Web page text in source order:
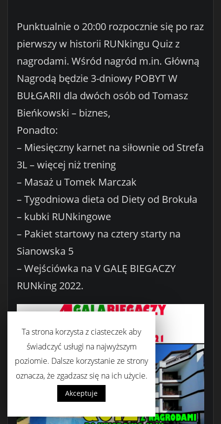
Punktualnie o 20:00 rozpocznie się po raz
pierwszy w historii RUNkingu Quiz z
nagrodami. Wśród nagród m.in. Główną
Nagrodą będzie 3-dniowy POBYT W
BUŁGARII dla dwóch osób od Tomasz
Bieńkowski – biznes,
Ponadto:
– Miesięczny karnet na siłownie od Strefa
3L – więcej niż trening
– Masaż u Tomek Marczak
– Tygodniowa dieta od Diety od Brokuła
– kubki RUNkingowe
– Pakiet startowy na cztery starty na
Sianowska 5
– Wejściówka na V GALĘ BIEGACZY
RUNking 2022.
Ta strona korzysta z ciasteczek aby
świadczyć usługi na najwyższym
poziomie. Dalsze korzystanie ze strony
oznacza, że zgadzasz się na ich użycie.
Akceptuje